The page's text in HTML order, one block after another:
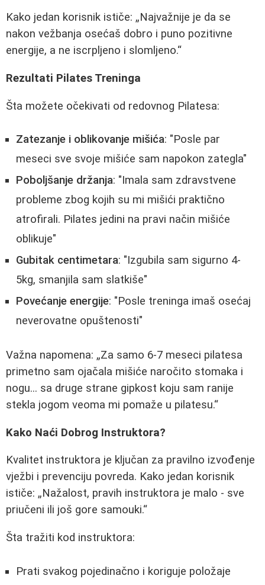
Kako jedan korisnik ističe:
Najvažnije je da se
nakon vežbanja osećaš dobro i puno pozitivne
energije, a ne iscrpljeno i slomljeno.
Rezultati Pilates Treninga
Šta možete očekivati od redovnog Pilatesa:
Zatezanje i oblikovanje mišića: "Posle par
meseci sve svoje mišiće sam napokon zategla"
Poboljšanje držanja: "Imala sam zdravstvene
probleme zbog kojih su mi mišići praktično
atrofirali. Pilates jedini na pravi način mišiće
oblikuje"
Gubitak centimetara: "Izgubila sam sigurno 4-
5kg, smanjila sam slatkiše"
Povećanje energije: "Posle treninga imaš osećaj
neverovatne opuštenosti"
Važna napomena:
Za samo 6-7 meseci pilatesa
primetno sam ojačala mišiće naročito stomaka i
nogu... sa druge strane gipkost koju sam ranije
stekla jogom veoma mi pomaže u pilatesu.
Kako Naći Dobrog Instruktora?
Kvalitet instruktora je ključan za pravilno izvođenje
vježbi i prevenciju povreda. Kako jedan korisnik
ističe:
Nažalost, pravih instruktora je malo - sve
priučeni ili još gore samouki.
Šta tražiti kod instruktora:
Prati svakog pojedinačno i koriguje položaje